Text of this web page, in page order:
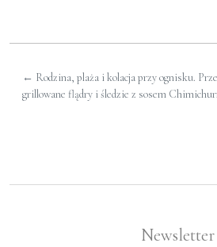
← Rodzina, plaża i kolacja przy ognisku.
grillowane flądry i śledzie z sosem
Newsletter